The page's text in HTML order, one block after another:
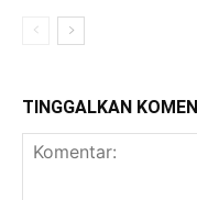
TINGGALKAN